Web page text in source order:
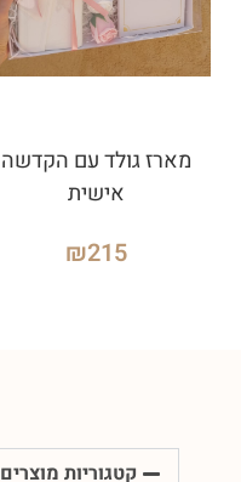
מארז גולד עם הקדשה
אישית
₪215
קטגוריות מוצרים